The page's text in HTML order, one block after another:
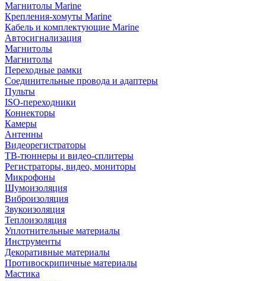
Магнитолы Marine
Крепления-хомуты Marine
Кабель и комплектующие Marine
Автосигнализация
Магнитолы
Магнитолы
Переходные рамки
Соединительные провода и адаптеры
Пульты
ISO-переходники
Коннекторы
Камеры
Антенны
Видеорегистраторы
ТВ-тюннеры и видео-сплитеры
Регистраторы, видео, мониторы
Микрофоны
Шумоизоляция
Виброизоляция
Звукоизоляция
Теплоизоляция
Уплотнительные материалы
Инструменты
Декоративные материалы
Противоскрипичные материалы
Мастика